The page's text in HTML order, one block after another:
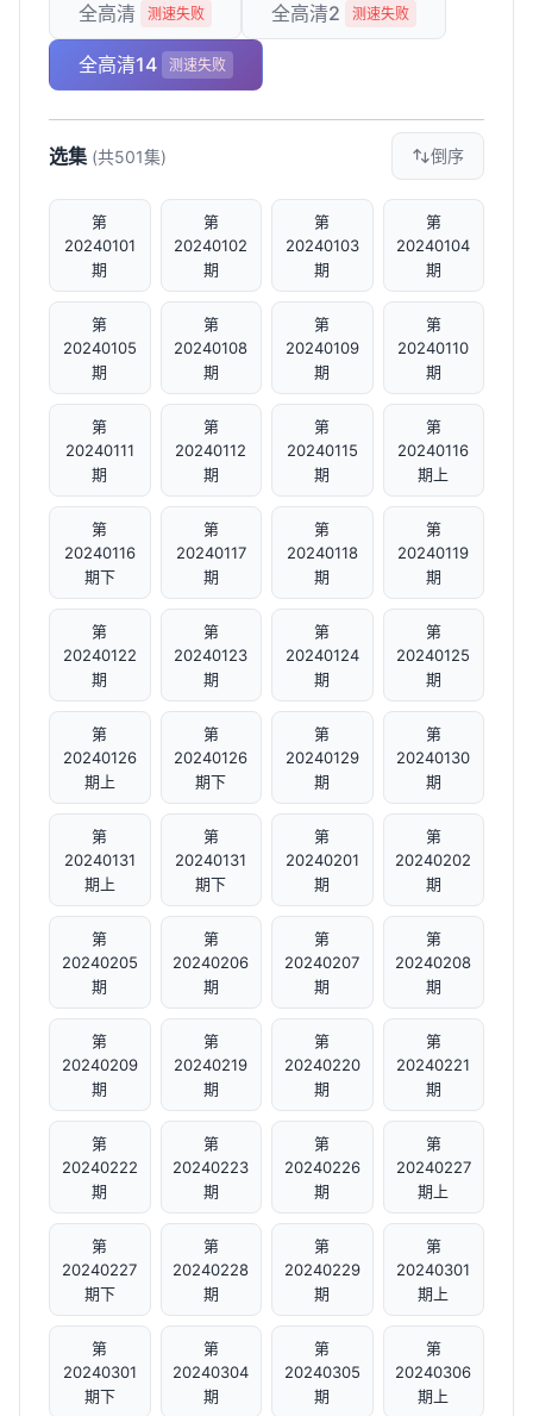
全高清 测速失败 全高清2 测速失败
全高清14 测速失败
选集 (共501集) 倒序
第
20240101
期
第
20240102
期
第
20240103
期
第
20240104
期
第
20240105
期
第
20240108
期
第
20240109
期
第
20240110
期
第
20240111
期
第
20240112
期
第
20240115
期
第
20240116
期上
第
20240116
期下
第
20240117
期
第
20240118
期
第
20240119
期
第
20240122
期
第
20240123
期
第
20240124
期
第
20240125
期
第
20240126
期上
第
20240126
期下
第
20240129
期
第
20240130
期
第
20240131
期上
第
20240131
期下
第
20240201
期
第
20240202
期
第
20240205
期
第
20240206
期
第
20240207
期
第
20240208
期
第
20240209
期
第
20240219
期
第
20240220
期
第
20240221
期
第
20240222
期
第
20240223
期
第
20240226
期
第
20240227
期上
第
20240227
期下
第
20240228
期
第
20240229
期
第
20240301
期上
第
20240301
期下
第
20240304
期
第
20240305
期
第
20240306
期上